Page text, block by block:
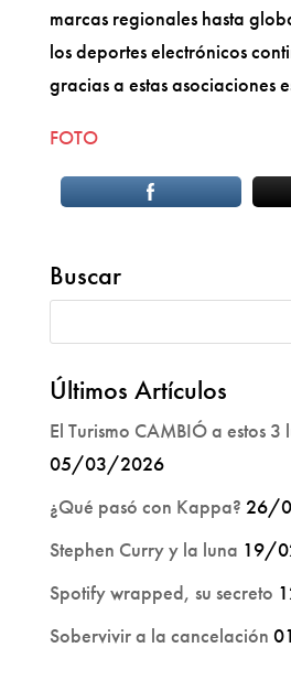
marcas regionales hasta
los deportes electrónicos
gracias a estas asociaciones
FOTO
Buscar
Últimos Artículos
El Turismo CAMBIÓ a estos 3
05/03/2026
¿Qué pasó con Kappa? 26/
Stephen Curry y la luna 19/
Spotify wrapped, su secreto
Sobervivir a la cancelación